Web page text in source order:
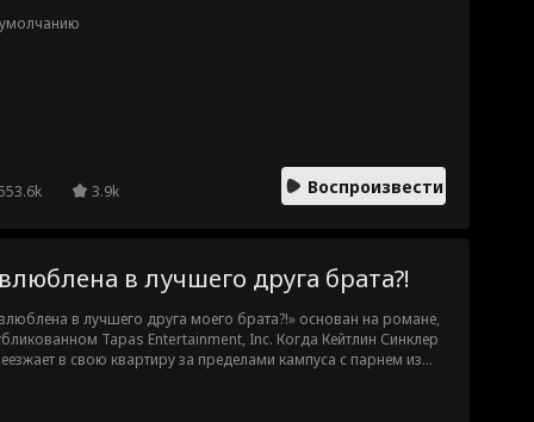
3.9k Воспроизвести
в лучшего друга брата?!
в лучшего друга моего брата?!» основан на романе,
Tapas Entertainment, Inc. Когда Кейтлин Синклер
в свою квартиру за пределами кампуса с парнем из